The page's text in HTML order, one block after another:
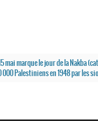
mai marque le jour de la Nakba
Palestiniens en 1948 par les